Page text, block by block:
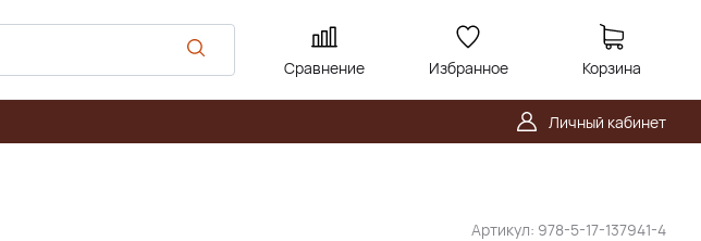
Сравнение Избранное Корзина
Личный кабинет
Артикул: 978-5-17-137941-4